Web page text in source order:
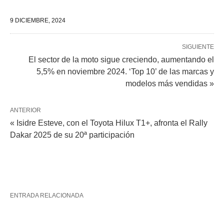
9 DICIEMBRE, 2024
SIGUIENTE
El sector de la moto sigue creciendo, aumentando el
5,5% en noviembre 2024. ‘Top 10’ de las marcas y
modelos más vendidas »
ANTERIOR
« Isidre Esteve, con el Toyota Hilux T1+, afronta el Rally
Dakar 2025 de su 20ª participación
ENTRADA RELACIONADA